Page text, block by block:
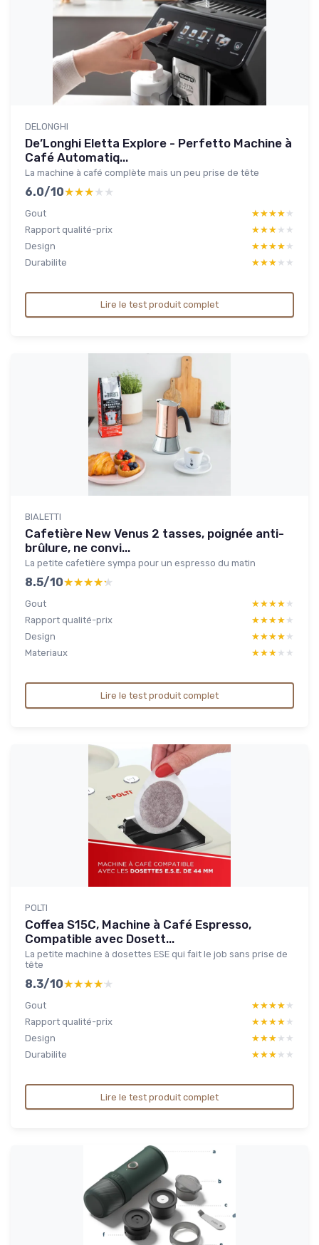
DELONGHI
De’Longhi Eletta Explore - Perfetto Machine à
Café Automatiq...
La machine à café complète mais un peu prise de tête
6.0/10★★★★★
★★★★★
Gout ★★★★★
★★★★★
Rapport qualité-prix
★★★★★
★★★★★
Design
★★★★★
★★★★★
Durabilite
★★★★★
★★★★★
Lire le test produit complet
BIALETTI
Cafetière New Venus 2 tasses, poignée anti-
brûlure, ne convi...
La petite cafetière sympa pour un espresso du matin
8.5/10★★★★★
★★★★★
Gout ★★★★★
★★★★★
Rapport qualité-prix
★★★★★
★★★★★
Design
★★★★★
★★★★★
Materiaux
★★★★★
★★★★★
Lire le test produit complet
POLTI
Coffea S15C, Machine à Café Espresso,
Compatible avec Dosett...
La petite machine à dosettes ESE qui fait le job sans prise de
tête
8.3/10★★★★★
★★★★★
Gout ★★★★★
★★★★★
Rapport qualité-prix
★★★★★
★★★★★
Design
★★★★★
★★★★★
Durabilite
★★★★★
★★★★★
Lire le test produit complet